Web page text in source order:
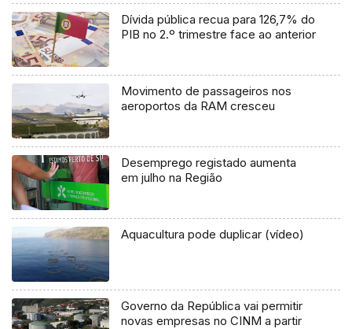
Dívida pública recua para 126,7% do
PIB no 2.º trimestre face ao anterior
Movimento de passageiros nos
aeroportos da RAM cresceu
Desemprego registado aumenta
em julho na Região
Aquacultura pode duplicar (vídeo)
Governo da República vai permitir
novas empresas no CINM a partir